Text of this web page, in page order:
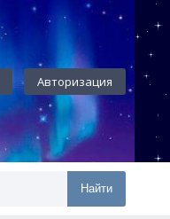
Авторизация
Найти